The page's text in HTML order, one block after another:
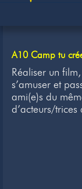
A10 Camp tu
Réaliser un
s’amuser et
ami(e)s du
d’acteurs/